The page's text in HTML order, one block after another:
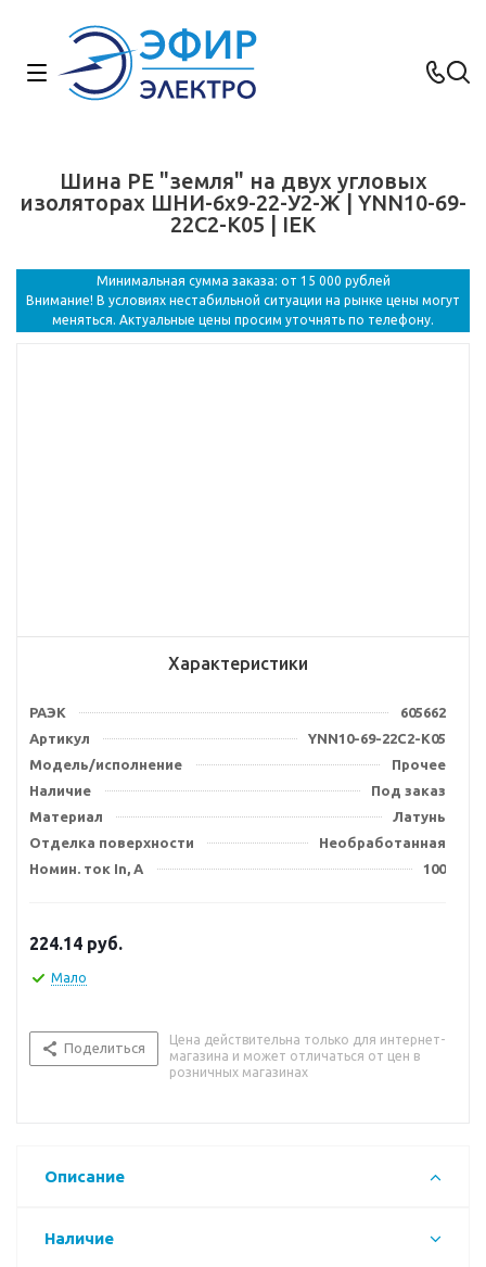
Шина PE "земля" на двух угловых
изоляторах ШНИ-6х9-22-У2-Ж | YNN10-69-
22C2-K05 | IEK
Минимальная сумма заказа: от 15 000 рублей
Внимание! В условиях нестабильной ситуации на рынке цены могут
меняться. Актуальные цены просим уточнять по телефону.
Характеристики
РАЭК
605662
Артикул
YNN10-69-22C2-K05
Модель/исполнение
Прочее
Наличие
Под заказ
Материал
Латунь
Отделка поверхности
Необработанная
Номин. ток In, А
100
224.14 руб.
Мало
Поделиться
Цена действительна только для интернет-
магазина и может отличаться от цен в
розничных магазинах
Описание
Наличие